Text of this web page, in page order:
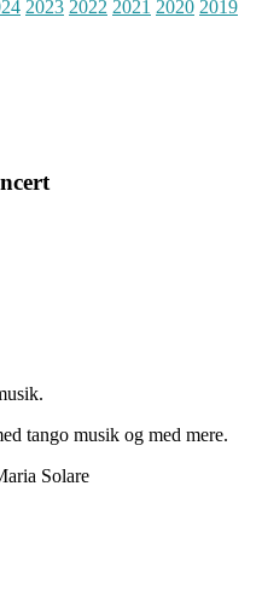
2023 2022 2021 2020 2019
tango musik og med mere.
Solare